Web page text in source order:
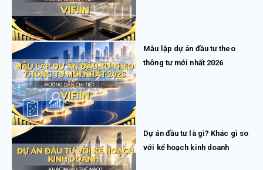
Mẫu lập dự án đầu tư theo
thông tư mới nhất 2026
Dự án đầu tư là gì? Khác gì so
với kế hoạch kinh doanh